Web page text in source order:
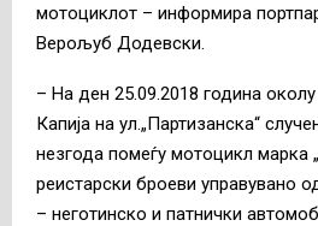
мотоциклот – информира
Верољуб Додевски.
– На ден 25.09.2018 година
Капија на ул.„Партизанска“
незгода помеѓу мотоцикл марка
реистарски броеви управувано
– неготинско и патнички